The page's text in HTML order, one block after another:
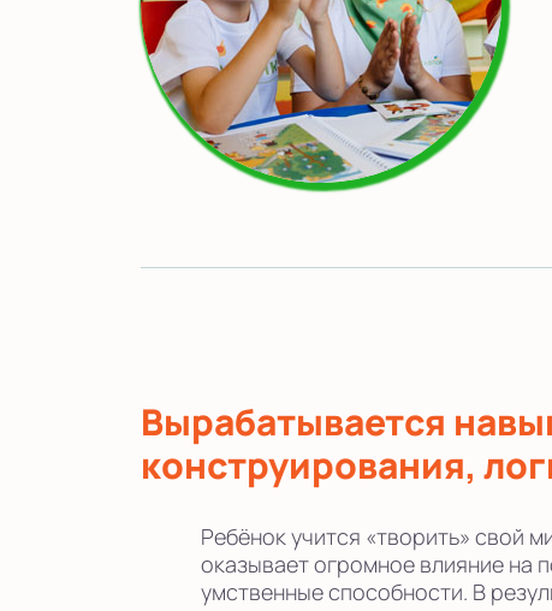
Вырабатывается
конструирования,
Ребёнок учится «творить» свой
оказывает огромное влияние на
умственные способности. В